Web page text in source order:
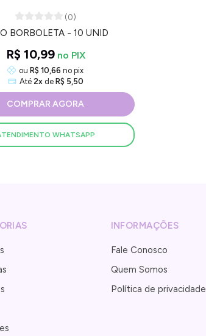
(0)
BORBOLETA - 10 UNID
R$ 10,99
ou R$ 10,66 no pix
Até 2xde R$ 5,50
COMPRAR AGORA
WHATSAPP
INFORMAÇÕES
Fale Conosco
Quem Somos
Política de privacidade